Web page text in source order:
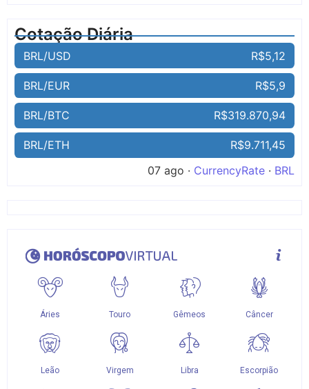
Cotação Diária
BRL/USD R$5,12
BRL/EUR R$5,9
BRL/BTC R$319.870,94
BRL/ETH
R$9.711,45
07 ago · CurrencyRate · BRL